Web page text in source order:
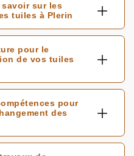
sur les
tuiles à Plerin
pour le
de vos tuiles
pour
des